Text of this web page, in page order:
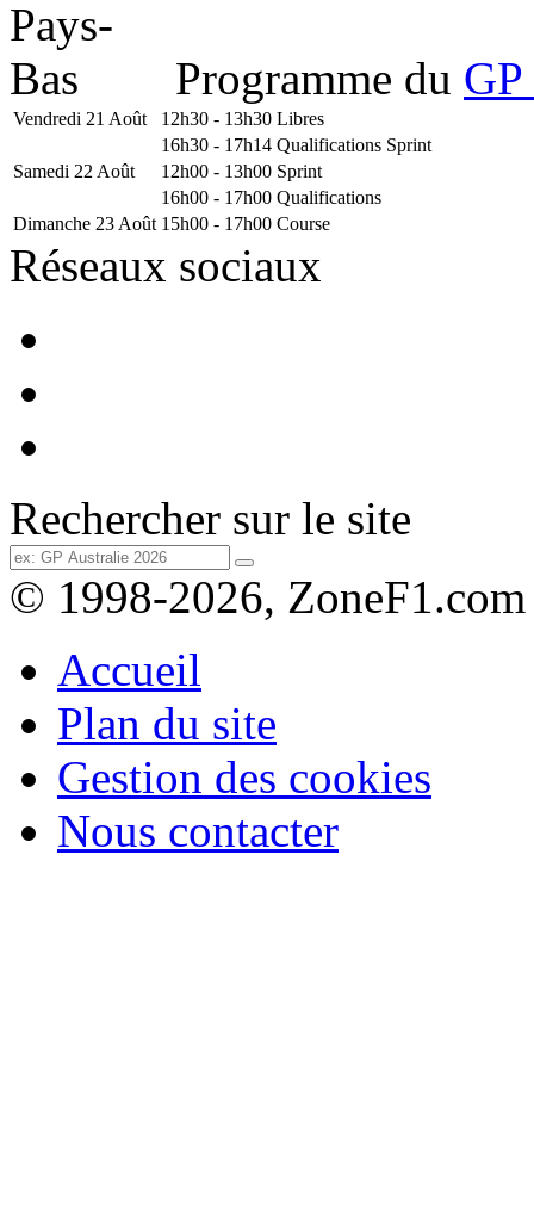
Programme du
Vendredi 21 Août 12h30 - 13h30 Libres
16h30 - 17h14 Qualifications Sprint
Samedi 22 Août
12h00 - 13h00 Sprint
16h00 - 17h00 Qualifications
Dimanche 23 Août 15h00 - 17h00 Course
Réseaux sociaux
Rechercher sur le site
© 1998-2026, ZoneF1.com
Accueil
Plan du site
Gestion des cookies
Nous contacter